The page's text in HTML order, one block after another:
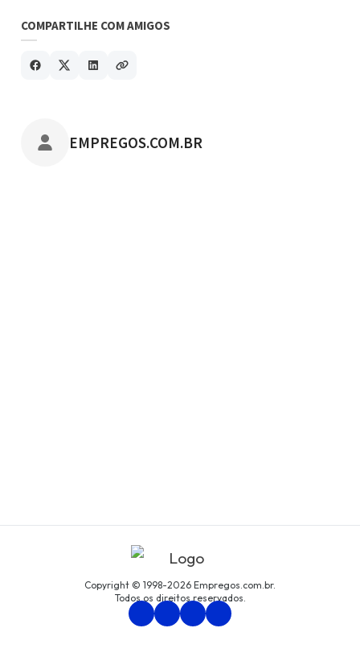
COMPARTILHE COM AMIGOS
POSTADO POR
EMPREGOS.COM.BR
Copyright © 1998-2026 Empregos.com.br.
Todos os direitos reservados.